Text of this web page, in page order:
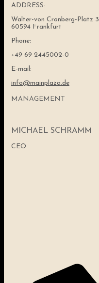
ADDRESS:
Walter-von Cronberg-Platz 3
60594 Frankfurt
Phone:
+49 69 2445002-0
E-mail:
info@mainplaza.de
MANAGEMENT
MICHAEL SCHRAMM
CEO